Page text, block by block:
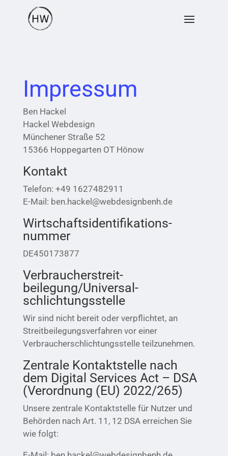
Impressum
Ben Hackel
Hackel Webdesign
Münchener Straße 52
15366 Hoppegarten OT Hönow
Kontakt
Telefon: +49 1627482911
E-Mail: ben.hackel@webdesignbenh.de
Wirtschafts­identifikations­
nummer
DE450173877
Verbraucher­streit­
beilegung/Universal­
schlichtungs­stelle
Wir sind nicht bereit oder verpflichtet, an
Streitbeilegungsverfahren vor einer
Verbraucherschlichtungsstelle teilzunehmen.
Zentrale Kontaktstelle nach
dem Digital Services Act – DSA
(Verordnung (EU) 2022/265)
Unsere zentrale Kontaktstelle für Nutzer und
Behörden nach Art. 11, 12 DSA erreichen Sie
wie folgt: